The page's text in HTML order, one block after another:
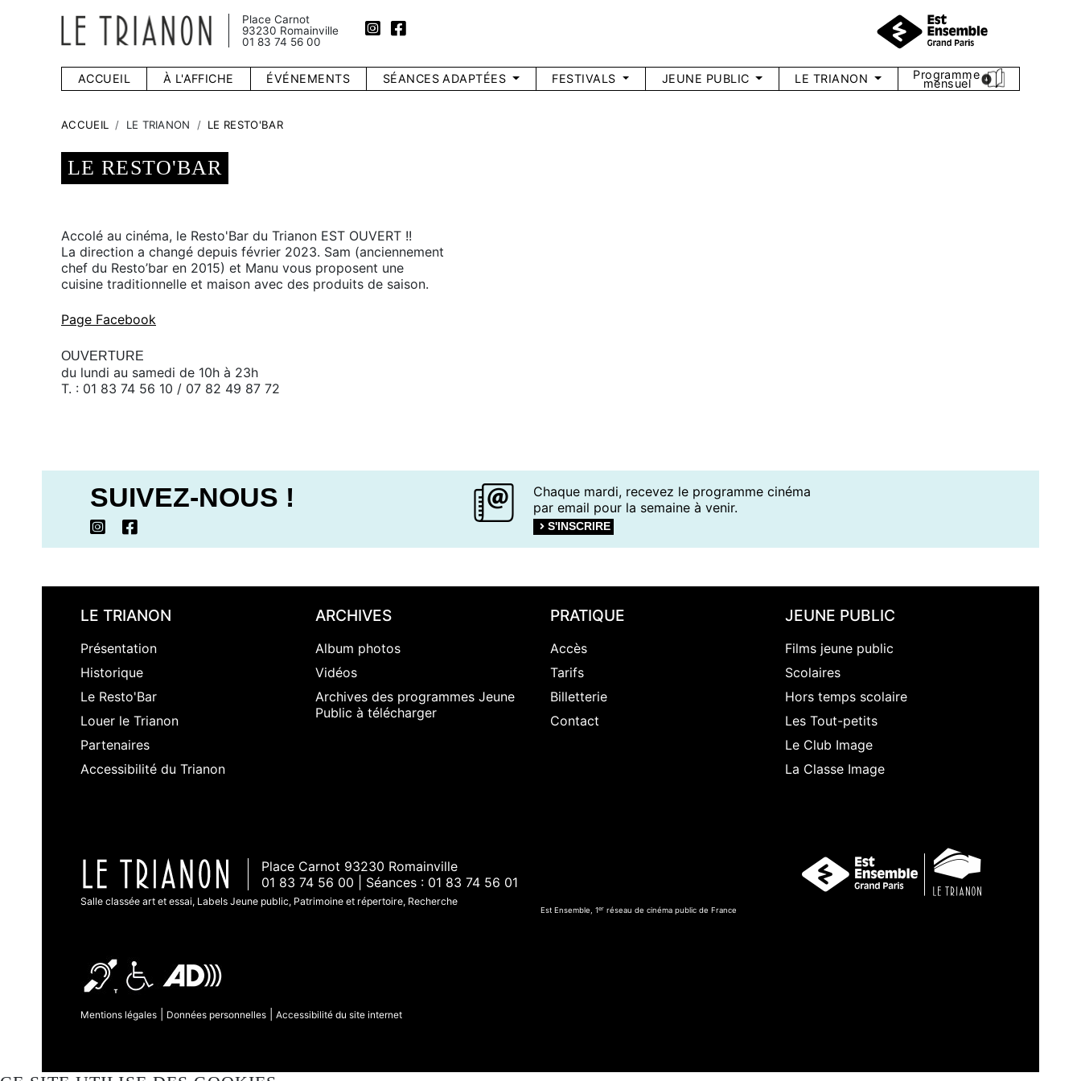
Place Carnot
93230 Romainville
01 83 74 56 00
ACCUEIL À L'AFFICHE ÉVÉNEMENTS SÉANCES ADAPTÉES FESTIVALS JEUNE PUBLIC LE TRIANON Programme
mensuel
ACCUEIL LE TRIANON LE RESTO'BAR
LE RESTO'BAR
Accolé au cinéma, le Resto'Bar du Trianon EST OUVERT !!
La direction a changé depuis février 2023. Sam (anciennement
chef du Resto’bar en 2015) et Manu vous proposent une
cuisine traditionnelle et maison avec des produits de saison.
Page Facebook
OUVERTURE
du lundi au samedi de 10h à 23h
T. : 01 83 74 56 10 / 07 82 49 87 72
SUIVEZ-NOUS !
Chaque mardi, recevez le programme cinéma
par email pour la semaine à venir.
S'INSCRIRE
LE TRIANON
Présentation
Historique
Le Resto'Bar
Louer le Trianon
Partenaires
Accessibilité du Trianon
ARCHIVES
Album photos
Vidéos
Archives des programmes Jeune
Public à télécharger
PRATIQUE
Accès
Tarifs
Billetterie
Contact
JEUNE PUBLIC
Films jeune public
Scolaires
Hors temps scolaire
Les Tout-petits
Le Club Image
La Classe Image
Place Carnot 93230 Romainville
01 83 74 56 00 | Séances : 01 83 74 56 01
Salle classée art et essai, Labels Jeune public, Patrimoine et répertoire, Recherche
Est Ensemble, 1er réseau de cinéma public de France
Mentions légales Données personnelles Accessibilité du site internet